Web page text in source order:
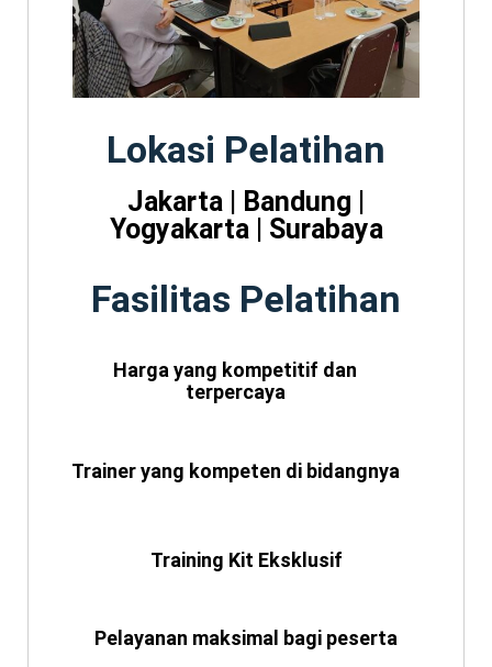
Lokasi Pelatihan
Jakarta | Bandung |
Yogyakarta | Surabaya
Fasilitas Pelatihan
Harga yang kompetitif dan
terpercaya
Trainer yang kompeten di bidangnya
Training Kit Eksklusif
Pelayanan maksimal bagi peserta